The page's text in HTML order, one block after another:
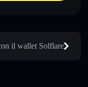
il wallet Solflare